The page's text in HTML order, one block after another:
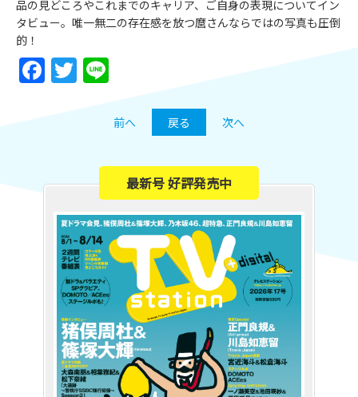
品の見どころやこれまでのキャリア、ご自身の表現についてイン
タビュー。唯一無二の存在感を放つ麿さんならではの写真も圧倒
的！
Facebook
Twitter
前へ 戻る 次へ
最新号 好評発売中